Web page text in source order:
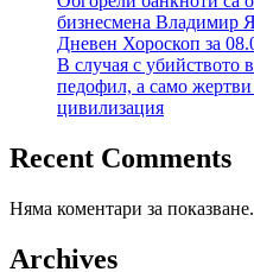
бизнесмена Владимир
Дневен Хороскоп за
В случая с убийството
педофил, а само жертви
цивилизация
Recent Comments
Няма коментари за показване.
Archives